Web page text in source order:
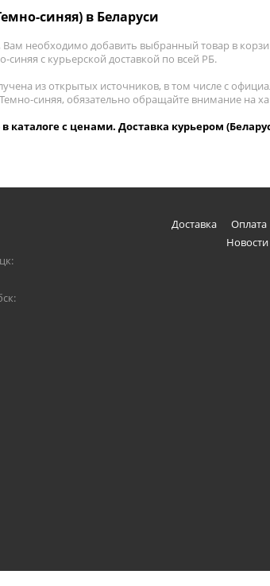
синяя) в Беларуси
Вам необходимо добавить выбранный товар в
синяя с курьерской доставкой по всей РБ.
из открытых источников, в том числе с
Темно-синяя, обязательно обращайте внимание на
каталоге с ценами. Доставка курьером
Доставка
Оплата
Новости